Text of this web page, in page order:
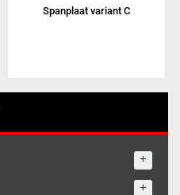
Spanplaat variant C
+
+